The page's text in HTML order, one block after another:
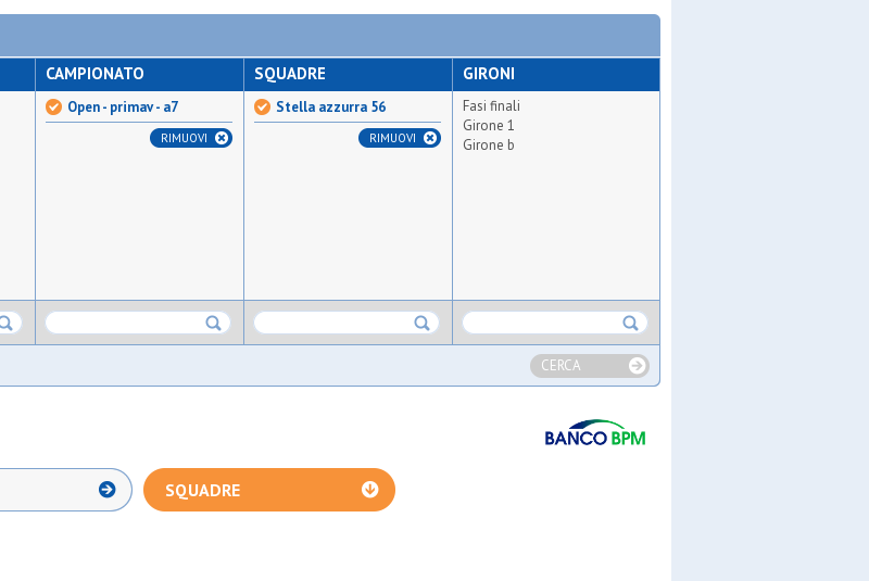
CAMPIONATO
Open - primav - a7
RIMUOVI
SQUADRE
Stella azzurra 56
RIMUOVI
GIRONI
Fasi finali
Girone 1
Girone b
CERCA
SQUADRE